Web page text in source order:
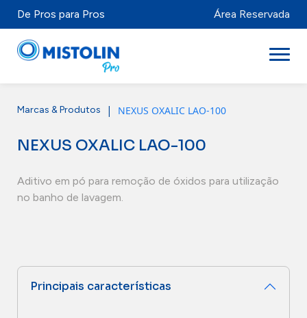
De Pros para Pros Área Reservada
Setores
Marcas & Produtos
Mistolabs
Marcas & Produtos | NEXUS OXALIC LAO-100
NEXUS OXALIC LAO-100
Aditivo em pó para remoção de óxidos para utilização
no banho de lavagem.
Principais características